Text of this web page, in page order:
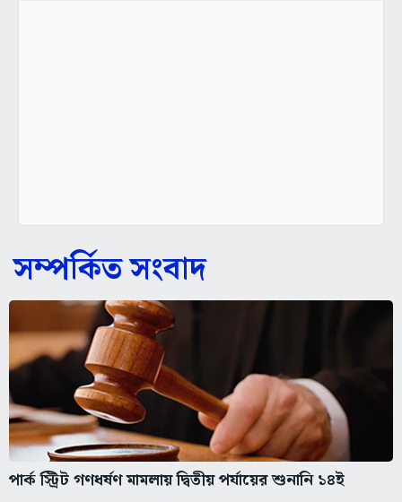
সম্পর্কিত সংবাদ
পার্ক স্ট্রিট গণধর্ষণ মামলায় দ্বিতীয় পর্যায়ের শুনানি ১৪ই